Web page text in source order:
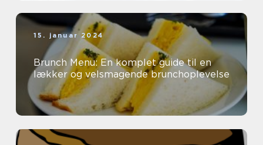
15. januar 2024
Brunch Menu: En komplet guide til en
lækker og velsmagende brunchoplevelse